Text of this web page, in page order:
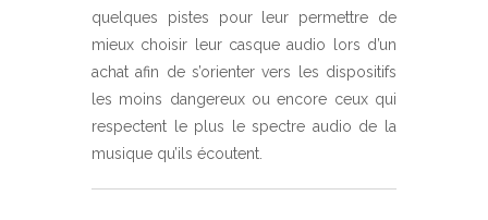
quelques pistes pour leur permettre de
mieux choisir leur casque audio lors d’un
achat afin de s’orienter vers les dispositifs
les moins dangereux ou encore ceux qui
respectent le plus le spectre audio de la
musique qu’ils écoutent.